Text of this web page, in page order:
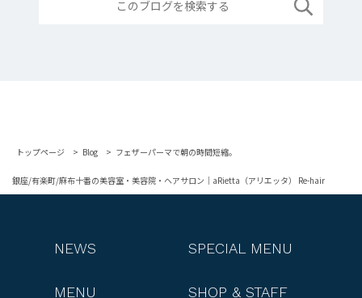
トップページ Blog フェザーパーマで朝の時間短縮。
銀座/有楽町/麻布十番の美容室・美容院・ヘアサロン｜aRietta（アリエッタ） Re-hair
NEWS SPECIAL MENU
MENU SHOP & STAFF